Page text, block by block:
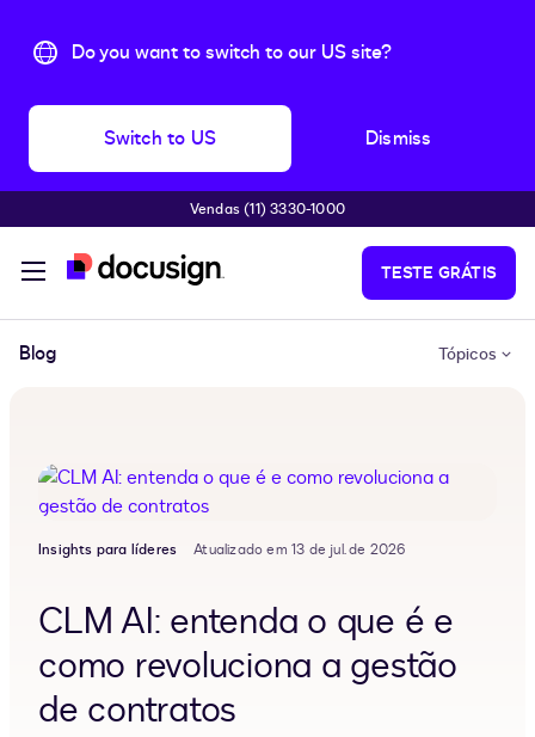
Do you want to switch to our US site?
Switch to US Dismiss
Pular para o conteúdo principal
Vendas (11) 3330-1000
TESTE GRÁTIS
Blog Tópicos
Insights para líderes Atualizado em 13 de jul. de 2026
CLM AI: entenda o que é e
como revoluciona a gestão
de contratos